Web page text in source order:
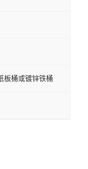
板桶或镀锌铁桶